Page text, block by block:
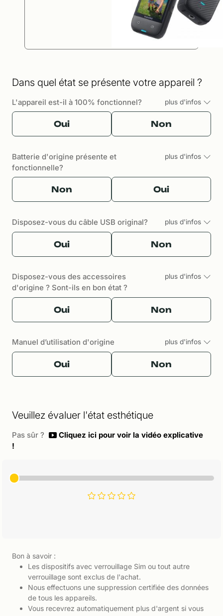
Dans quel état se présente votre appareil ?
L'appareil est-il à 100% fonctionnel? plus d'infos
Oui Non
Batterie d'origine présente et
fonctionnelle?
plus d'infos
Non Oui
Disposez-vous du câble USB original? plus d'infos
Oui Non
Disposez-vous des accessoires
d'origine ? Sont-ils en bon état ?
plus d'infos
Oui Non
Manuel d’utilisation d'origine plus d'infos
Oui Non
Veuillez évaluer l'état esthétique
Pas sûr ?
Cliquez ici pour voir la vidéo explicative
!
Bon à savoir :
Les dispositifs avec verrouillage Sim ou tout autre
verrouillage sont exclus de l'achat.
Nous effectuons une suppression certifiée des données
de tous les appareils.
Vous recevrez automatiquement plus d'argent si vous